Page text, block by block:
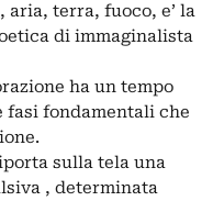
terra, fuoco, e’ la
di immaginalista
ha un tempo
fasi fondamentali che
sulla tela una
, determinata